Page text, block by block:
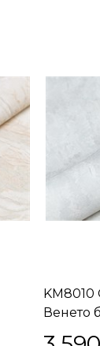
Венето
A)